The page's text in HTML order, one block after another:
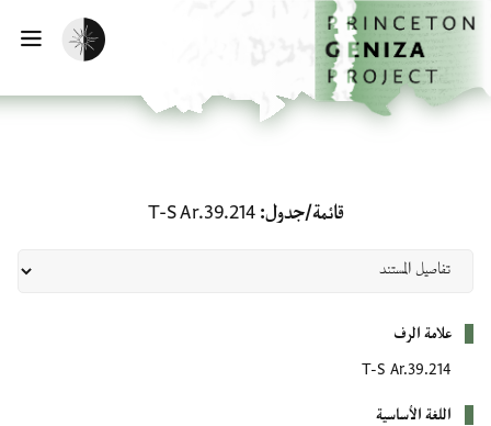
إلى المحتوى الرئيسي
الرئيسية
تفعيل الوضع المظلم
قائمة/جدول T-S Ar.39.214
علامة الرف
T-S Ar.39.214
اللغة الأساسية